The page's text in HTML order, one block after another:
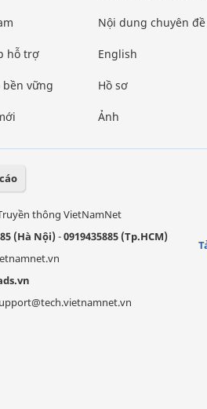
hỗ trợ
bền vững
Nội dung chuyên đề
English
Hồ sơ
Ảnh
thông VietNamNet
(Hà Nội)-0919435885 (Tp.HCM)